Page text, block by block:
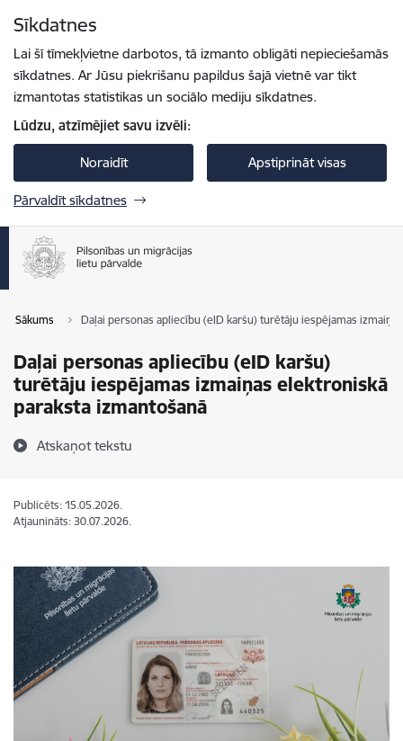
Sīkdatnes
Lai šī tīmekļvietne darbotos, tā izmanto obligāti nepieciešamās
sīkdatnes. Ar Jūsu piekrišanu papildus šajā vietnē var tikt
izmantotas statistikas un sociālo mediju sīkdatnes.
Lūdzu, atzīmējiet savu izvēli:
Noraidīt Apstiprināt visas
Pārvaldīt sīkdatnes
Sākums Daļai personas apliecību (eID karšu) turētāju iespējamas
Daļai personas apliecību (eID karšu)
turētāju iespējamas izmaiņas elektroniskā
paraksta izmantošanā
Atskaņot tekstu
Publicēts: 15.05.2026.
Atjaunināts: 30.07.2026.